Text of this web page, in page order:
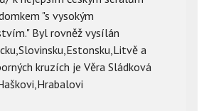
"s vysokým
Byl rovněž vysílán
a
kruzích je Věra Sládková